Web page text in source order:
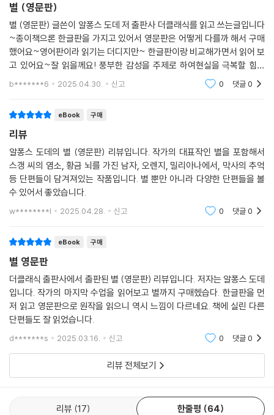
별 (영문판)
별 (영문판) 글쓴이 알퐁스 도데 저 출판사 더클래식를 읽고 쓰는글입니다
~종이책으론 한글판을 가지고 있어서 영문판은 어떻게 다를까 해서 구매
했어요~영어판이라 읽기는 더디지만~ 한글판이랑 비교해가면서 읽어 보
고 있어요~잘 읽을께요! 풍부한 감성을 주제로 하여현실을 극복할 힘을
주는 도데의 작품들전 세계의 많은 독자는 서정적인 대표작 [별]로 널리
b*******6 2025.04.30. 신고 0 댓글0
eBook 구매
리뷰
알퐁스 도데의 별 (영문판) 리뷰입니다. 작가의 대표작인 별을 포함해서
스갱 씨의 염소, 황금 뇌를 가진 남자, 오렌지, 밀리아나에서, 막사의 추억
등 단편들이 담겨져있는 작품입니다. 별 뿐만 아니라 다양한 단편들을 볼
수 있어서 좋았습니다.
w********l 2025.04.28. 신고 0 댓글0
eBook 구매
별 영문판
더클래식 출판사에서 출판된 별 (영문판) 리뷰입니다. 저자는 알퐁스 도데
입니다. 작가의 마지막 수업을 읽어보고 별까지 구매헸습다. 한글판을 먼
저 읽고 영문판으로 원작을 읽으니 역시 느낌이 다르네요. 책에 실린 다른
단편들도 잘 읽었습니다.
d*******s 2025.03.16. 신고 0 댓글0
리뷰 전체보기
리뷰 17 한줄평 64